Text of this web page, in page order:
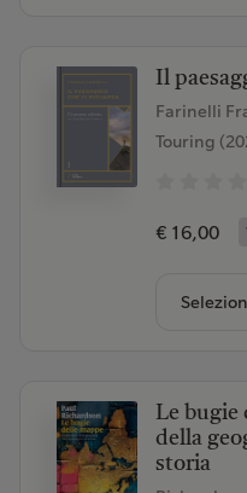
Il
Farinelli
Touring
€ 16,00
Le bugie
della
storia